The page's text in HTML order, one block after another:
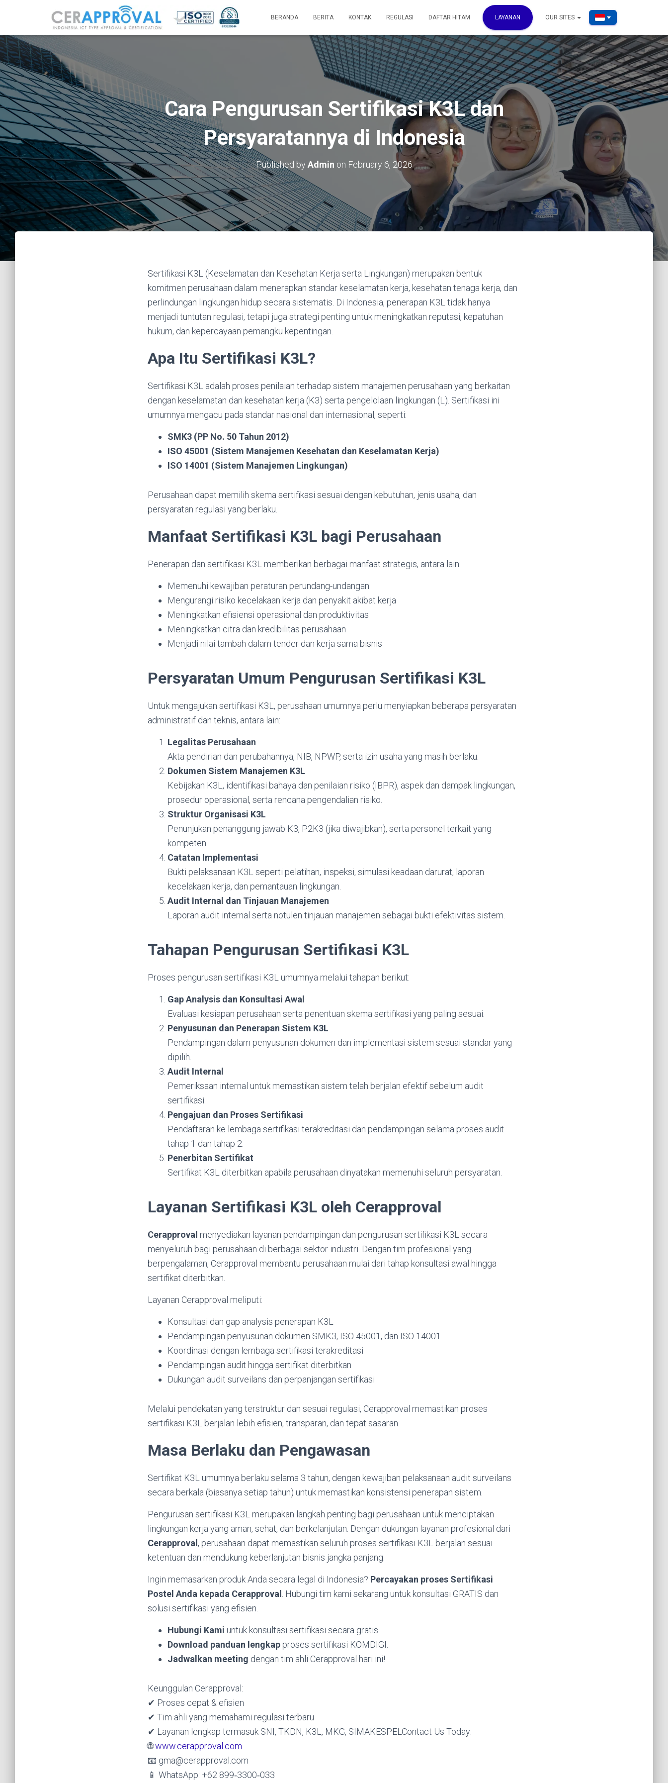
BERANDA BERITA KONTAK REGULASI DAFTAR HITAM LAYANAN OUR SITES
Cara Pengurusan Sertifikasi K3L dan
Persyaratannya di Indonesia
Published by Admin on February 6, 2026
Sertifikasi K3L (Keselamatan dan Kesehatan Kerja serta Lingkungan) merupakan bentuk
komitmen perusahaan dalam menerapkan standar keselamatan kerja, kesehatan tenaga kerja, dan
perlindungan lingkungan hidup secara sistematis. Di Indonesia, penerapan K3L tidak hanya
menjadi tuntutan regulasi, tetapi juga strategi penting untuk meningkatkan reputasi, kepatuhan
hukum, dan kepercayaan pemangku kepentingan.
Apa Itu Sertifikasi K3L?
Sertifikasi K3L adalah proses penilaian terhadap sistem manajemen perusahaan yang berkaitan
dengan keselamatan dan kesehatan kerja (K3) serta pengelolaan lingkungan (L). Sertifikasi ini
umumnya mengacu pada standar nasional dan internasional, seperti:
SMK3 (PP No. 50 Tahun 2012)
ISO 45001 (Sistem Manajemen Kesehatan dan Keselamatan Kerja)
ISO 14001 (Sistem Manajemen Lingkungan)
Perusahaan dapat memilih skema sertifikasi sesuai dengan kebutuhan, jenis usaha, dan
persyaratan regulasi yang berlaku.
Manfaat Sertifikasi K3L bagi Perusahaan
Penerapan dan sertifikasi K3L memberikan berbagai manfaat strategis, antara lain:
Memenuhi kewajiban peraturan perundang-undangan
Mengurangi risiko kecelakaan kerja dan penyakit akibat kerja
Meningkatkan efisiensi operasional dan produktivitas
Meningkatkan citra dan kredibilitas perusahaan
Menjadi nilai tambah dalam tender dan kerja sama bisnis
Persyaratan Umum Pengurusan Sertifikasi K3L
Untuk mengajukan sertifikasi K3L, perusahaan umumnya perlu menyiapkan beberapa persyaratan
administratif dan teknis, antara lain:
Legalitas Perusahaan
Akta pendirian dan perubahannya, NIB, NPWP, serta izin usaha yang masih berlaku.
Dokumen Sistem Manajemen K3L
Kebijakan K3L, identifikasi bahaya dan penilaian risiko (IBPR), aspek dan dampak lingkungan,
prosedur operasional, serta rencana pengendalian risiko.
Struktur Organisasi K3L
Penunjukan penanggung jawab K3, P2K3 (jika diwajibkan), serta personel terkait yang
kompeten.
Catatan Implementasi
Bukti pelaksanaan K3L seperti pelatihan, inspeksi, simulasi keadaan darurat, laporan
kecelakaan kerja, dan pemantauan lingkungan.
Audit Internal dan Tinjauan Manajemen
Laporan audit internal serta notulen tinjauan manajemen sebagai bukti efektivitas sistem.
Tahapan Pengurusan Sertifikasi K3L
Proses pengurusan sertifikasi K3L umumnya melalui tahapan berikut:
Gap Analysis dan Konsultasi Awal
Evaluasi kesiapan perusahaan serta penentuan skema sertifikasi yang paling sesuai.
Penyusunan dan Penerapan Sistem K3L
Pendampingan dalam penyusunan dokumen dan implementasi sistem sesuai standar yang
dipilih.
Audit Internal
Pemeriksaan internal untuk memastikan sistem telah berjalan efektif sebelum audit
sertifikasi.
Pengajuan dan Proses Sertifikasi
Pendaftaran ke lembaga sertifikasi terakreditasi dan pendampingan selama proses audit
tahap 1 dan tahap 2.
Penerbitan Sertifikat
Sertifikat K3L diterbitkan apabila perusahaan dinyatakan memenuhi seluruh persyaratan.
Layanan Sertifikasi K3L oleh Cerapproval
Cerapproval menyediakan layanan pendampingan dan pengurusan sertifikasi K3L secara
menyeluruh bagi perusahaan di berbagai sektor industri. Dengan tim profesional yang
berpengalaman, Cerapproval membantu perusahaan mulai dari tahap konsultasi awal hingga
sertifikat diterbitkan.
Layanan Cerapproval meliputi:
Konsultasi dan gap analysis penerapan K3L
Pendampingan penyusunan dokumen SMK3, ISO 45001, dan ISO 14001
Koordinasi dengan lembaga sertifikasi terakreditasi
Pendampingan audit hingga sertifikat diterbitkan
Dukungan audit surveilans dan perpanjangan sertifikasi
Melalui pendekatan yang terstruktur dan sesuai regulasi, Cerapproval memastikan proses
sertifikasi K3L berjalan lebih efisien, transparan, dan tepat sasaran.
Masa Berlaku dan Pengawasan
Sertifikat K3L umumnya berlaku selama 3 tahun, dengan kewajiban pelaksanaan audit surveilans
secara berkala (biasanya setiap tahun) untuk memastikan konsistensi penerapan sistem.
Pengurusan sertifikasi K3L merupakan langkah penting bagi perusahaan untuk menciptakan
lingkungan kerja yang aman, sehat, dan berkelanjutan. Dengan dukungan layanan profesional dari
Cerapproval , perusahaan dapat memastikan seluruh proses sertifikasi K3L berjalan sesuai
ketentuan dan mendukung keberlanjutan bisnis jangka panjang.
Ingin memasarkan produk Anda secara legal di Indonesia? Percayakan proses Sertifikasi
Postel Anda kepada Cerapproval
. Hubungi tim kami sekarang untuk konsultasi GRATIS dan
solusi sertifikasi yang efisien.
Hubungi Kami untuk konsultasi sertifikasi secara gratis.
Download panduan lengkap proses sertifikasi KOMDIGI.
Jadwalkan meeting dengan tim ahli Cerapproval hari ini!
Keunggulan Cerapproval:
✔ Proses cepat & efisien
✔ Tim ahli yang memahami regulasi terbaru
✔ Layanan lengkap termasuk SNI, TKDN, K3L, MKG, SIMAKESPELContact Us Today:
🌐www.cerapproval.com
📧 gma@cerapproval.com
📱 WhatsApp: +62 899‑3300‑033